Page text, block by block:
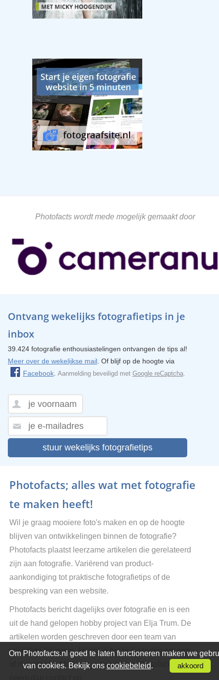
Photofacts wordt mede mogelijk gemaakt door
Ontvang wekelijks fotografietips in je
inbox
39.424 fotografie enthousiastelingen ontvangen de tips al!
Meer over de wekelijkse mail. Of blijf op de hoogte via
Facebook. Aanmelding beveiligd met Google reCaptcha.
stuur wekelijks fotografietips
Photofacts; alles wat met fotografie
te maken heeft!
Wil je graag mooiere foto's maken en op de hoogte
blijven van ontwikkelingen binnen de fotografie?
Photofacts plaatst leerzame artikelen die gerelateerd
zijn aan fotografie. Variërend van product-
aankondiging tot praktische fotografietips of de
bespreking van een website.
Photofacts bericht dagelijks over fotografie en is een
uit de hand gelopen hobby project van Elja Trum. De
artikelen worden geschreven door een team van
vrijwillige bloggers. Mocht je het leuk vinden om een
of meerdere artikelen te schrijven op Photofacts,
Om Photofacts.nl goed te laten functioneren maken we
van cookies. Bekijk ons cookiebeleid. akkoord